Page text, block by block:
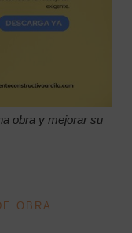
obra y mejorar su
OBRA